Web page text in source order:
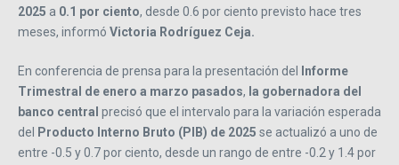
2025 a 0.1 por ciento, desde 0.6 por ciento previsto hace tres
meses, informó Victoria Rodríguez Ceja.
En conferencia de prensa para la presentación del
Informe
Trimestral de enero a marzo pasados, la gobernadora del
banco central precisó que el intervalo para la variación esperada
del
Producto Interno Bruto (PIB) de 2025 se actualizó a uno de
entre -0.5 y 0.7 por ciento, desde un rango de entre -0.2 y 1.4 por